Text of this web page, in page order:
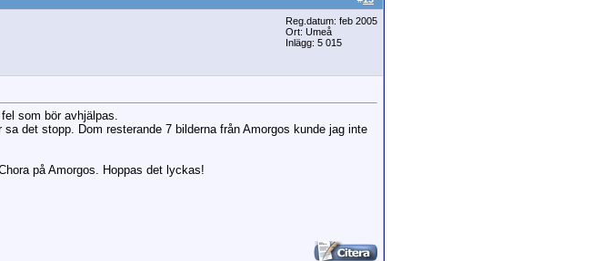
Reg.datum: feb 2005
Ort: Umeå
Inlägg: 5 015
som bör avhjälpas.
det stopp. Dom resterande 7 bilderna från Amorgos kunde jag inte
på Amorgos. Hoppas det lyckas!